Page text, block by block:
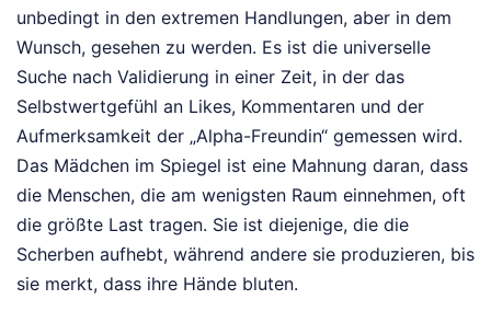
unbedingt in den extremen Handlungen, aber in dem
Wunsch, gesehen zu werden. Es ist die universelle
Suche nach Validierung in einer Zeit, in der das
Selbstwertgefühl an Likes, Kommentaren und der
Aufmerksamkeit der „Alpha-Freundin“ gemessen wird.
Das Mädchen im Spiegel ist eine Mahnung daran, dass
die Menschen, die am wenigsten Raum einnehmen, oft
die größte Last tragen. Sie ist diejenige, die die
Scherben aufhebt, während andere sie produzieren, bis
sie merkt, dass ihre Hände bluten.